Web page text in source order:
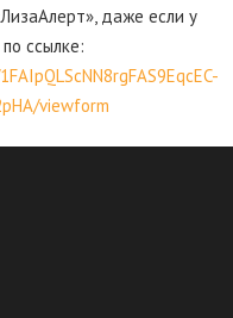
даже если у
ссылке:
viewform